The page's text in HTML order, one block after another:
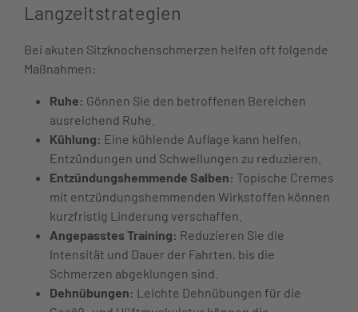
Langzeitstrategien
Bei akuten Sitzknochenschmerzen helfen oft folgende
Maßnahmen:
Ruhe: Gönnen Sie den betroffenen Bereichen
ausreichend Ruhe.
Kühlung: Eine kühlende Auflage kann helfen,
Entzündungen und Schwellungen zu reduzieren.
Entzündungshemmende Salben: Topische Cremes
mit entzündungshemmenden Wirkstoffen können
kurzfristig Linderung verschaffen.
Angepasstes Training: Reduzieren Sie die
Intensität und Dauer der Fahrten, bis die
Schmerzen abgeklungen sind.
Dehnübungen: Leichte Dehnübungen für die